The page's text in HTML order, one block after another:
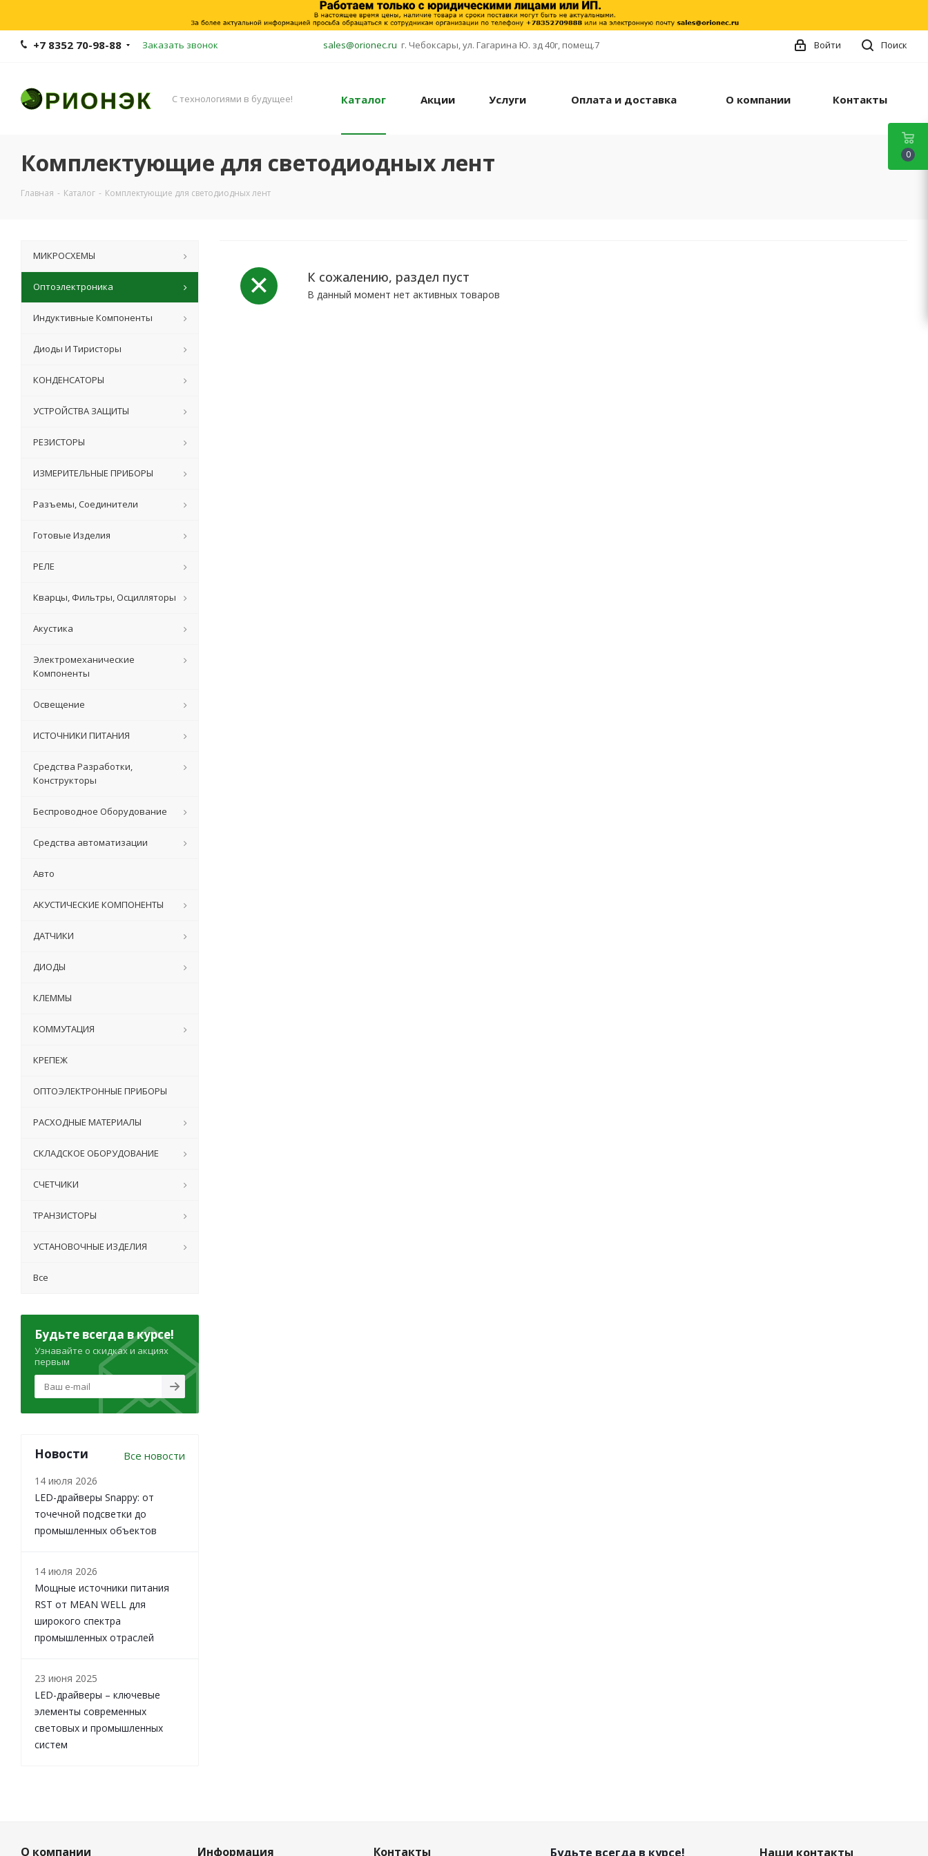
+7 8352 70-98-88 Заказать звонок sales@orionec.ru г. Чебоксары, ул. Гагарина Ю. зд 40г, помещ.7 Поиск
Войти
С технологиями в будущее! Каталог Акции Услуги Оплата и доставка О компании Контакты
Комплектующие для светодиодных лент
Главная - Каталог - Комплектующие для светодиодных лент
К сожалению, раздел пуст
В данный момент нет активных товаров
МИКРОСХЕМЫ
Оптоэлектроника
Индуктивные Компоненты
Диоды И Тиристоры
КОНДЕНСАТОРЫ
УСТРОЙСТВА ЗАЩИТЫ
РЕЗИСТОРЫ
ИЗМЕРИТЕЛЬНЫЕ ПРИБОРЫ
Разъемы, Соединители
Готовые Изделия
РЕЛЕ
Кварцы, Фильтры, Осцилляторы
Акустика
Электромеханические
Компоненты
Освещение
ИСТОЧНИКИ ПИТАНИЯ
Средства Разработки,
Конструкторы
Беспроводное Оборудование
Средства автоматизации
Авто
АКУСТИЧЕСКИЕ КОМПОНЕНТЫ
ДАТЧИКИ
ДИОДЫ
КЛЕММЫ
КОММУТАЦИЯ
КРЕПЕЖ
ОПТОЭЛЕКТРОННЫЕ ПРИБОРЫ
РАСХОДНЫЕ МАТЕРИАЛЫ
СКЛАДСКОЕ ОБОРУДОВАНИЕ
СЧЕТЧИКИ
ТРАНЗИСТОРЫ
УСТАНОВОЧНЫЕ ИЗДЕЛИЯ
Все
Будьте всегда в курсе!
Узнавайте о скидках и акциях
первым
Новости Все новости
14 июля 2026
LED-драйверы Snappy: от
точечной подсветки до
промышленных объектов
14 июля 2026
Мощные источники питания
RST от MEAN WELL для
широкого спектра
промышленных отраслей
23 июня 2025
LED-драйверы – ключевые
элементы современных
световых и промышленных
систем
О компании Информация Контакты Будьте всегда в курсе! Наши контакты
0